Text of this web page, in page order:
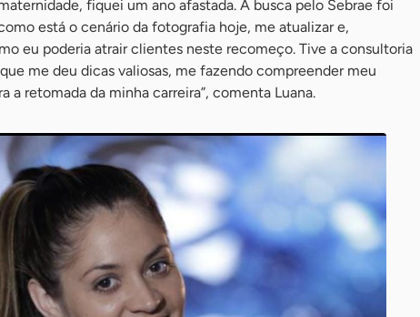
fiquei um ano afastada. A busca pelo Sebrae foi
está o cenário da fotografia hoje, me atualizar e,
eu poderia atrair clientes neste recomeço. Tive a consultoria
me deu dicas valiosas, me fazendo compreender meu
a retomada da minha carreira”, comenta Luana.